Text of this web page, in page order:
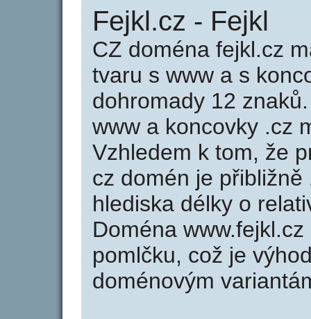
Fejkl.cz - Fejkl
CZ doména fejkl.cz
tvaru s www a s
dohromady 12
www a koncovky .cz
Vzhledem k tom, že
cz domén je
hlediska délky o
Doména
pomlčku, což je
doménovým